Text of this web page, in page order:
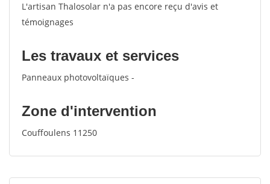
L'artisan Thalosolar n'a pas encore reçu d'avis et
témoignages
Les travaux et services
Panneaux photovoltaïques -
Zone d'intervention
Couffoulens 11250